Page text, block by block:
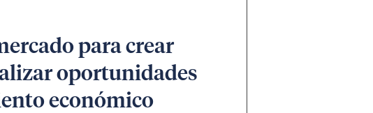
para crear
oportunidades
económico